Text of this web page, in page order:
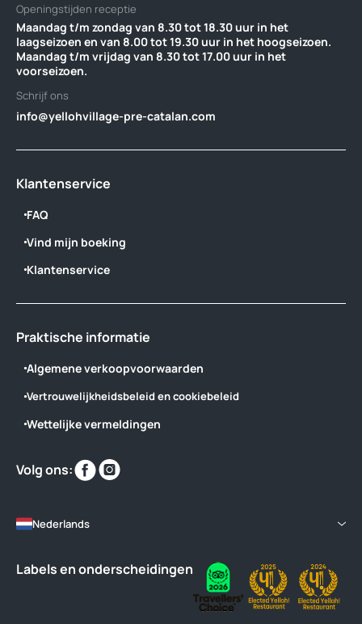
Openingstijden receptie
Maandag t/m zondag van 8.30 tot 18.30 uur in het
laagseizoen en van 8.00 tot 19.30 uur in het hoogseizoen.
Maandag t/m vrijdag van 8.30 tot 17.00 uur in het
voorseizoen.
Schrijf ons
info@yellohvillage-pre-catalan.com
Klantenservice
FAQ
Vind mijn boeking
Klantenservice
Praktische informatie
Algemene verkoopvoorwaarden
Vertrouwelijkheidsbeleid en cookiebeleid
Wettelijke vermeldingen
Volg ons:
Vind
ons
Nederlands
Labels en onderscheidingen